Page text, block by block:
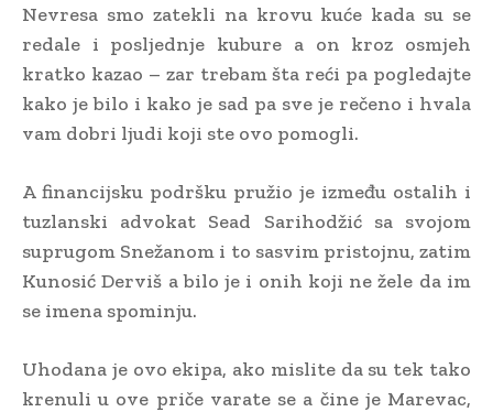
Nevresa smo zatekli na krovu kuće kada su se
redale i posljednje kubure a on kroz osmjeh
kratko kazao – zar trebam šta reći pa pogledajte
kako je bilo i kako je sad pa sve je rečeno i hvala
vam dobri ljudi koji ste ovo pomogli.
A financijsku podršku pružio je između ostalih i
tuzlanski advokat Sead Sarihodžić sa svojom
suprugom Snežanom i to sasvim pristojnu, zatim
Kunosić Derviš a bilo je i onih koji ne žele da im
se imena spominju.
Uhodana je ovo ekipa, ako mislite da su tek tako
krenuli u ove priče varate se a čine je Marevac,